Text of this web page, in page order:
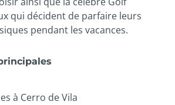
qui décident de parfaire leurs
pendant les vacances.
à Cerro de Vila